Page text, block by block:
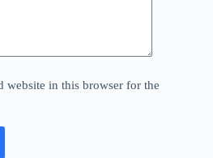
website in this browser for the